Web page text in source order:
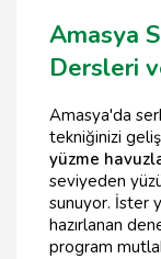
Amasya
Dersleri
Amasya'da
tekniğinizi
yüzme
seviyeden
sunuyor. İster
hazırlanan
program